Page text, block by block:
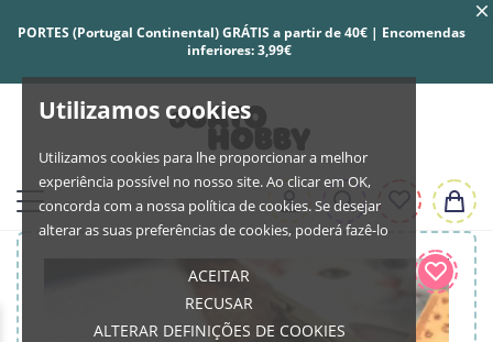
Utilizamos cookies
Utilizamos cookies para lhe proporcionar a melhor
experiência possível no nosso site. Ao clicar em OK,
concorda com a nossa política de cookies. Se desejar
alterar as suas preferências de cookies, poderá fazê-lo
ACEITAR
RECUSAR
ALTERAR DEFINIÇÕES DE COOKIES
PORTES (Portugal Continental) GRÁTIS a partir de 40€ | Encomendas
inferiores: 3,99€